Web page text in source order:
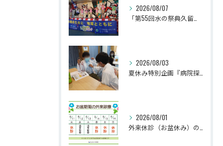
2026/08/07
「第55回水の祭典久留米まつり」に参加しました！
2026/08/03
夏休み特別企画『病院探検隊2026』を開催しました！
2026/08/01
外来休診（お盆休み）のお知らせ